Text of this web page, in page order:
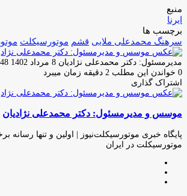
منبع
ایرنا
برچسب ها
سرهنگ محمدعلی ملایی قشم موتورسیکلت
مدیرمسئول: دکتر محمدعلی نژادیان ارسال
ایمیل
8 مرداد 1402 12:48
0 خواندن این مطلب 2 دقیقه زمان میبرد
اشتراک گذاری
فیس
توئیتر
لینکدین
واتس
تلگرام
اشتراک
از
ایمیل
چاپ
موسس و مدیرمسئول: دکتر محمدعلی نژادیان
پایگاه خبری موتورسیکلت‌نیوز | اولین و تنها رسانه
موتورسیکلت در ایران